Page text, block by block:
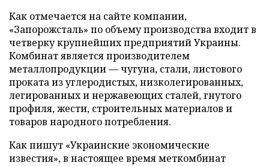
Как отмечается на сайте компании,
«Запорожсталь» по объему производства входит в
четверку крупнейших предприятий Украины.
Комбинат является производителем
металлопродукции — чугуна, стали, листового
проката из углеродистых, низколегированных,
легированных и нержавеющих сталей, гнутого
профиля, жести, строительных материалов и
товаров народного потребления.
Как пишут «Украинские экономические
известия», в настоящее время меткомбинат